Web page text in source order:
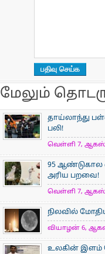
மேலும்
தாய்லாந்து
பலி!
வெள்ளி 7, ஆகஸ்ட்
95 ஆண்டுகால
அரிய பறவை!
வெள்ளி 7, ஆகஸ்ட்
நிலவில்
வியாழன் 6, ஆகஸ்ட்
உலகின் இளம்